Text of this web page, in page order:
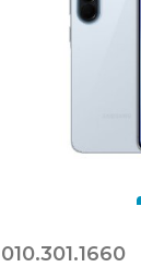
010.301.1660